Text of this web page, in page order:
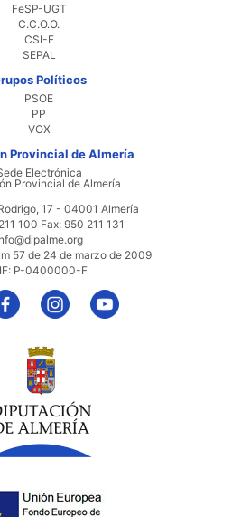
FeSP-UGT
C.C.O.O.
CSI-F
SEPAL
Políticos
PSOE
PP
VOX
Provincial de Almería
Electrónica
Provincial de Almería
17 - 04001 Almería
100 Fax: 950 211 131
57 de 24 de marzo de 2009
P-0400000-F